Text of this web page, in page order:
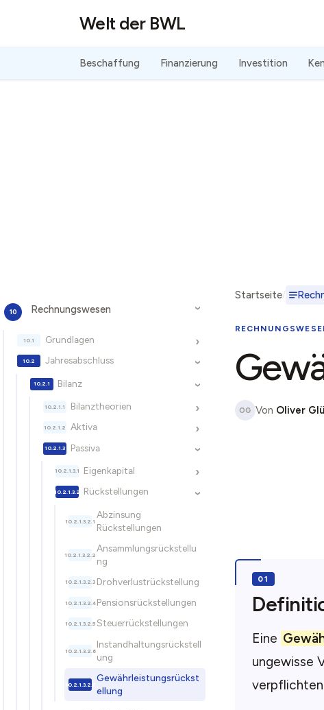
Welt der BWL
Beschaffung Finanzierung Investition
›
Rechnungswesen
›
Grundlagen
›
Jahresabschluss
›
Bilanz
›
Bilanztheorien
›
Aktiva
›
Passiva
›
Eigenkapital
›
Rückstellungen
Abzinsung
Rückstellungen
Ansammlungsrückstellu
ng
Drohverlustrückstellung
Pensionsrückstellungen
Steuerrückstellungen
Instandhaltungsrückstell
ung
Gewährleistungsrückst
ellung
Startseite
OG Von Oliver
Eine
ungewisse